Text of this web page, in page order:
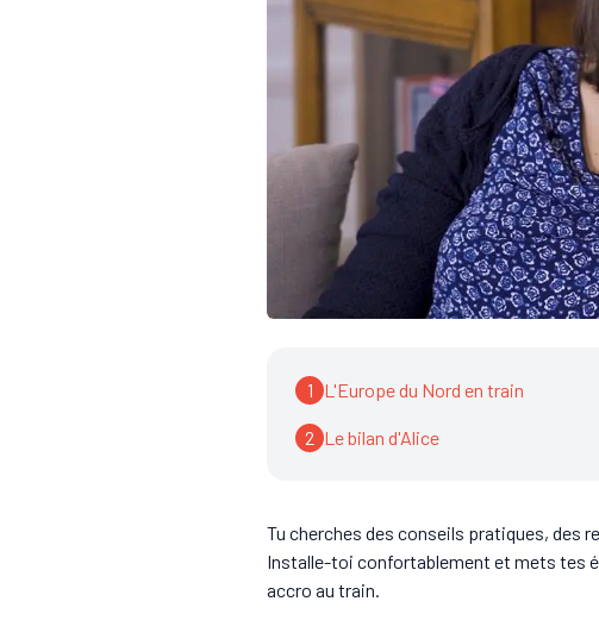
1 L'Europe du Nord en train
2 Le bilan d'Alice
Tu cherches des conseils pratiques, des
Installe-toi confortablement et mets tes
accro au train.